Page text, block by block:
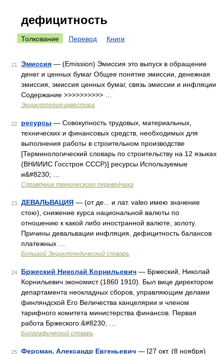
дефицитность
Толкование Перевод Книги
21 Эмиссия — (Emission) Эмиссия это выпуск в обращение
денег и ценных бумаг Общее понятие эмиссии, денежная
эмиссия, эмиссия ценных бумаг, связь эмиссии и инфляции
Содержание >>>>>>>>>> …
Энциклопедия инвестора
22 ресурсы — Совокупность трудовых, материальных,
технических и финансовых средств, необходимых для
выполнения работы в строительном производстве
[Терминологический словарь по строительству на 12 языках
(ВНИИИС Госстроя СССР)] ресурсы Используемые
и&#8230; …
Справочник технического переводчика
23 ДЕВАЛЬВАЦИЯ — (от де... и лат. valeo имею значение
стою), снижение курса национальной валюты по
отношению к какой либо иностранной валюте, золоту.
Причины девальвации инфляция, дефицитность балансов
платежных …
Большой Энциклопедический словарь
24 Бржеский Николай Корнильевич — Бржеский, Николай
Корнильевич экономист (1860 1910). Был вице директором
департамента неокладных сборов, управляющим делами
финляндской Его Величества канцелярии и членом
тарифного комитета министерства финансов. Первая
работа Бржеского:&#8230; …
Биографический словарь
25 Ферсман, Александр Евгеньевич — [27 окт. (8 ноября)